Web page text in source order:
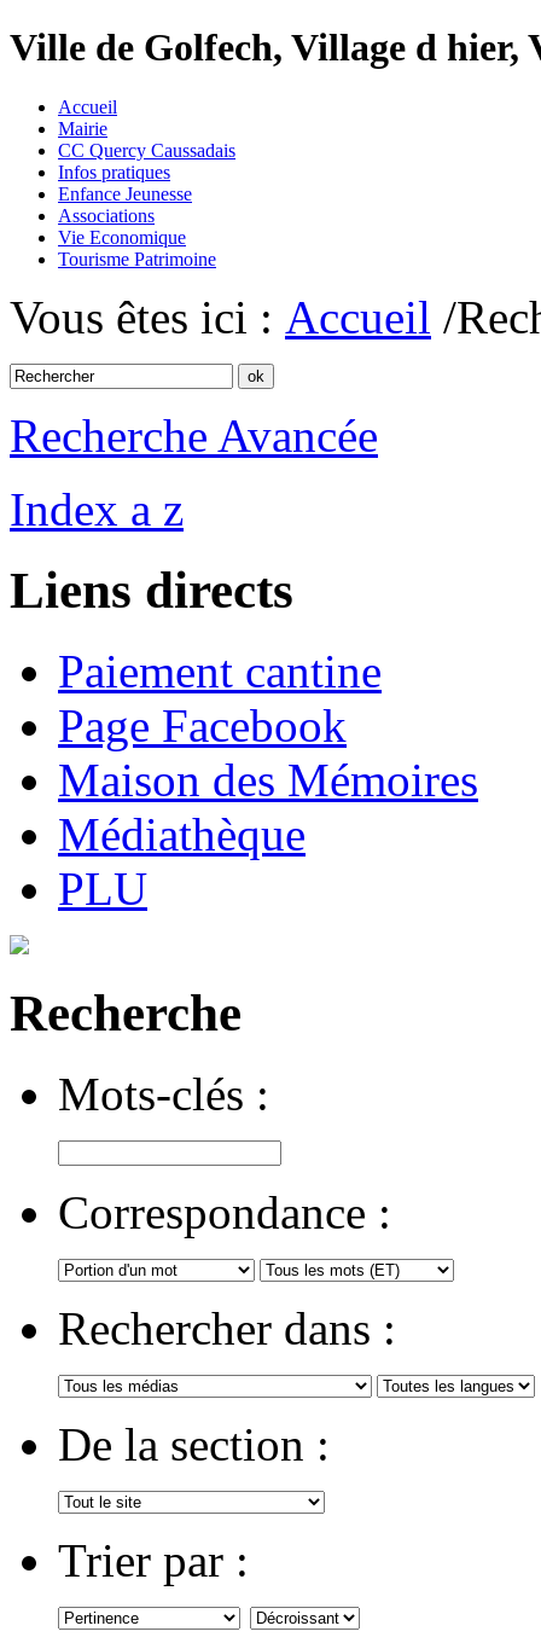
Ville de Golfech, Village d
Accueil
Mairie
CC Quercy Caussadais
Infos pratiques
Enfance Jeunesse
Associations
Vie Economique
Tourisme Patrimoine
Vous êtes ici : Accueil /
Recherche Avancée
Index a z
Liens directs
Paiement cantine
Page Facebook
Maison des Mémoires
Médiathèque
PLU
Recherche
Mots-clés :
Correspondance :
Rechercher dans :
De la section :
Trier par :